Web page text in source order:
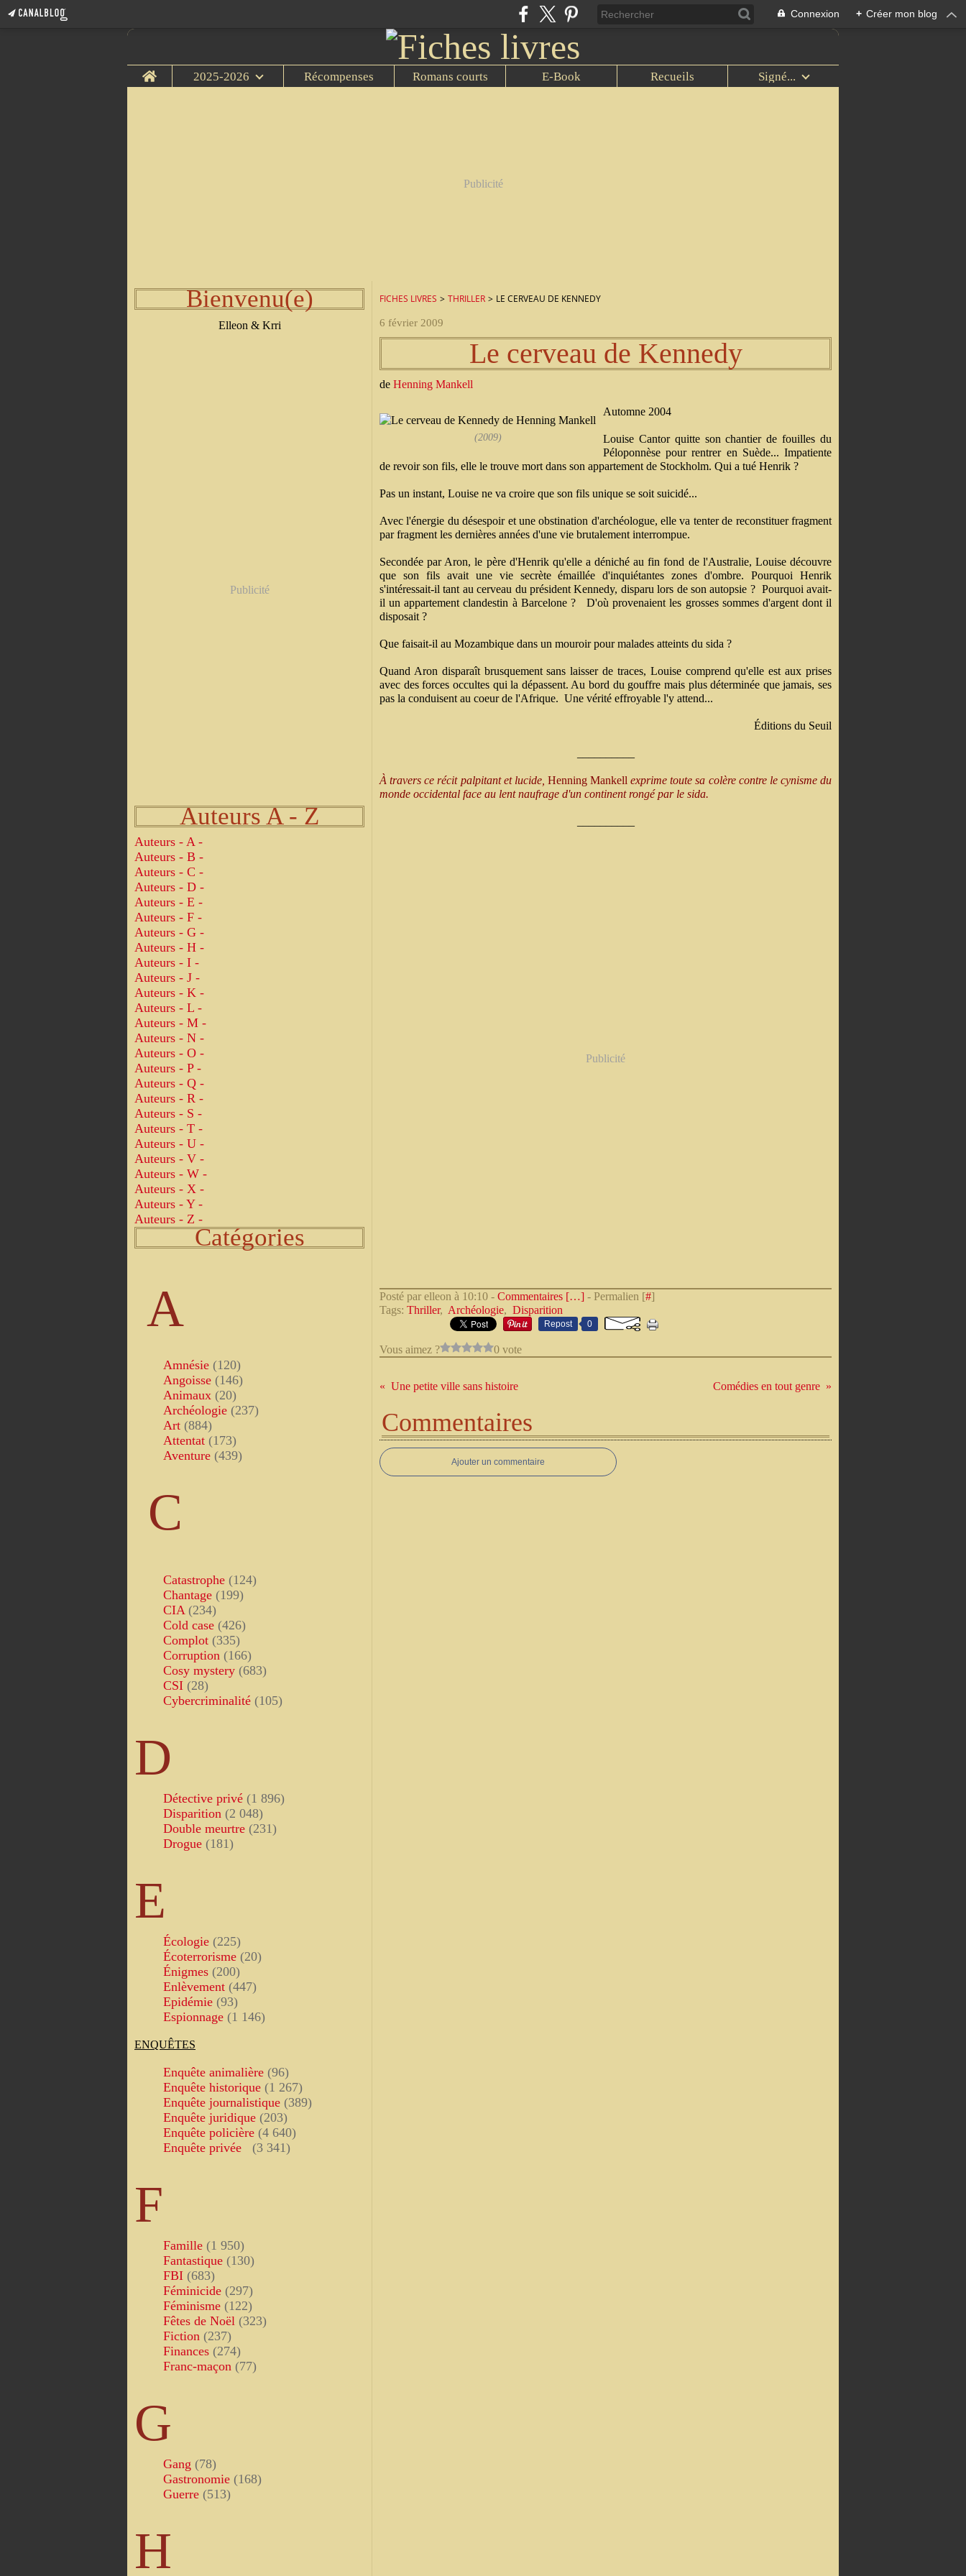
Connexion + Créer mon blog
Home 2025-2026 Récompenses Romans courts E-Book Recueils Signé...
Publicité
Bienvenu(e)
Elleon & Krri
Publicité
Auteurs A - Z
Auteurs - A -
Auteurs - B -
Auteurs - C -
Auteurs - D -
Auteurs - E -
Auteurs - F -
Auteurs - G -
Auteurs - H -
Auteurs - I -
Auteurs - J -
Auteurs - K -
Auteurs - L -
Auteurs - M -
Auteurs - N -
Auteurs - O -
Auteurs - P -
Auteurs - Q -
Auteurs - R -
Auteurs - S -
Auteurs - T -
Auteurs - U -
Auteurs - V -
Auteurs - W -
Auteurs - X -
Auteurs - Y -
Auteurs - Z -
Catégories
A
Amnésie (120)
Angoisse (146)
Animaux (20)
Archéologie (237)
Art (884)
Attentat (173)
Aventure (439)
C
Catastrophe (124)
Chantage (199)
CIA (234)
Cold case (426)
Complot (335)
Corruption (166)
Cosy mystery (683)
CSI (28)
Cybercriminalité (105)
D
Détective privé (1 896)
Disparition (2 048)
Double meurtre (231)
Drogue (181)
E
Écologie (225)
Écoterrorisme (20)
Énigmes (200)
Enlèvement (447)
Epidémie (93)
Espionnage (1 146)
ENQUÊTES
Enquête animalière (96)
Enquête historique (1 267)
Enquête journalistique (389)
Enquête juridique (203)
Enquête policière (4 640)
Enquête privée
(3 341)
F
Famille (1 950)
Fantastique (130)
FBI (683)
Féminicide (297)
Féminisme (122)
Fêtes de Noël (323)
Fiction (237)
Finances (274)
Franc-maçon (77)
G
Gang (78)
Gastronomie (168)
Guerre (513)
H
FICHES LIVRES > THRILLER > LE CERVEAU DE KENNEDY
6 février 2009
Le cerveau de Kennedy
de Henning Mankell
(2009)
Automne 2004
Louise Cantor quitte son chantier de fouilles du
Péloponnèse pour rentrer en Suède... Impatiente
de revoir son fils, elle le trouve mort dans son appartement de Stockholm. Qui a tué Henrik ?
Pas un instant, Louise ne va croire que son fils unique se soit suicidé...
Avec l'énergie du désespoir et une obstination d'archéologue, elle va tenter de reconstituer fragment
par fragment les dernières années d'une vie brutalement interrompue.
Secondée par Aron, le père d'Henrik qu'elle a déniché au fin fond de l'Australie, Louise découvre
que son fils avait une vie secrète émaillée d'inquiétantes zones d'ombre. Pourquoi Henrik
s'intéressait-il tant au cerveau du président Kennedy, disparu lors de son autopsie ? Pourquoi avait-
il un appartement clandestin à Barcelone ? D'où provenaient les grosses sommes d'argent dont il
disposait ?
Que faisait-il au Mozambique dans un mouroir pour malades atteints du sida ?
Quand Aron disparaît brusquement sans laisser de traces, Louise comprend qu'elle est aux prises
avec des forces occultes qui la dépassent. Au bord du gouffre mais plus déterminée que jamais, ses
pas la conduisent au coeur de l'Afrique. Une vérité effroyable l'y attend...
Éditions du Seuil
À travers ce récit palpitant et lucide, Henning Mankell exprime toute sa colère contre le cynisme du
monde occidental face au lent naufrage d'un continent rongé par le sida.
Publicité
Posté par elleon à 10:10 - Commentaires […] - Permalien [#]
Tags: Thriller, Archéologie, Disparition
Repost 0
Vous aimez ? 0 vote
Une petite ville sans histoire Comédies en tout genre
Commentaires
Ajouter un commentaire